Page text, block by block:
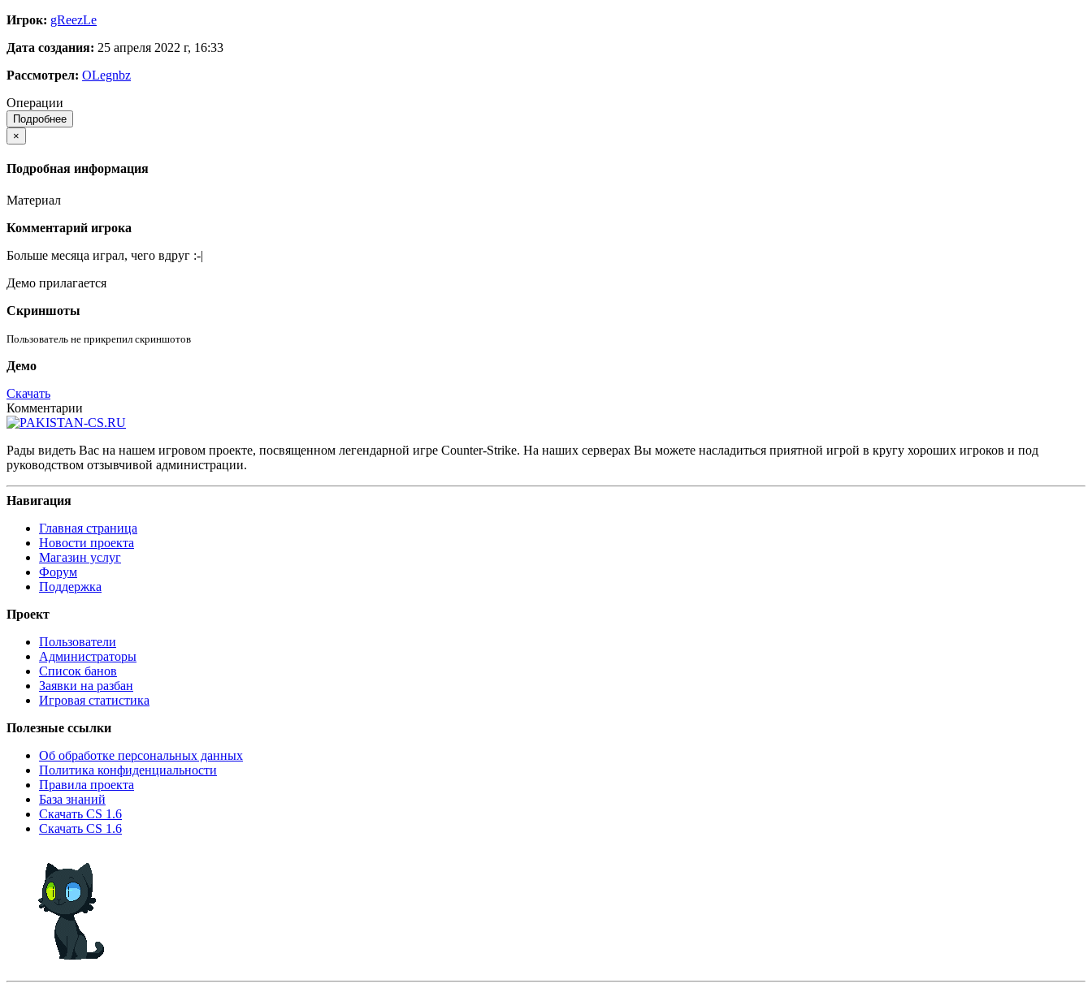
Игрок: gReezLe
Дата создания: 25 апреля 2022 г, 16:33
Рассмотрел: OLegnbz
Операции
Подробнее
×
Подробная информация
Материал
Комментарий игрока
Больше месяца играл, чего вдруг :-|
Демо прилагается
Скриншоты
Пользователь не прикрепил скриншотов
Демо
Скачать
Комментарии
Рады видеть Вас на нашем игровом проекте, посвященном легендарной игре Counter-Strike. На наших серверах Вы можете насладиться приятной игрой в кругу хороших игроков и под
руководством отзывчивой администрации.
Навигация
Главная страница
Новости проекта
Магазин услуг
Форум
Поддержка
Проект
Пользователи
Администраторы
Список банов
Заявки на разбан
Игровая статистика
Полезные ссылки
Об обработке персональных данных
Политика конфиденциальности
Правила проекта
База знаний
Скачать CS 1.6
Скачать CS 1.6